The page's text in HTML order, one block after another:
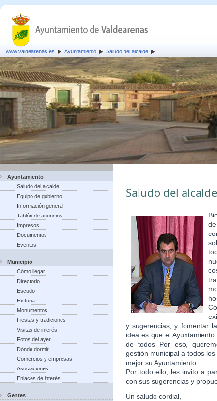
www.valdearenas.es Ayuntamiento Saludo del alcalde
Ayuntamiento
Saludo del alcalde
Equipo de gobierno
Información general
Tablón de anuncios
Impresos
Documentos
Eventos
Municipio
Cómo llegar
Directorio
Escudo
Historia
Monumentos
Fiestas y tradiciones
Visitas de interés
Fotos del ayer
Dónde dormir
Comercios y empresas
Asociaciones
Enlaces de interés
Gentes
Saludo del alcalde
y sugerencias, y fomentar
idea es que el
de todos Por eso,
gestión municipal a todos
mejor su Ayuntamiento.
Por todo ello, les invito a
con sus sugerencias y
Un saludo cordial,